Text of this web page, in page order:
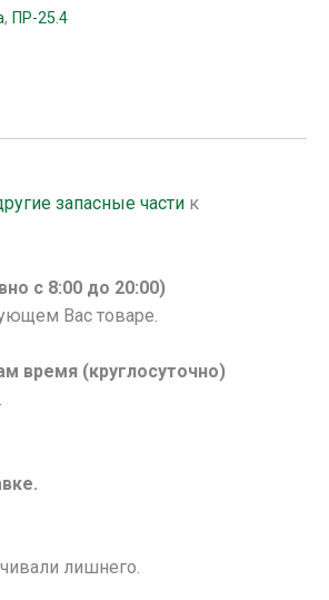
, ПР-25.4
запасные частик
с 8:00 до 20:00)
Вас товаре.
время (круглосуточно)
лишнего.